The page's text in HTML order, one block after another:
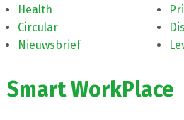
Health
Circular
Nieuwsbrief
Smart WorkPlace